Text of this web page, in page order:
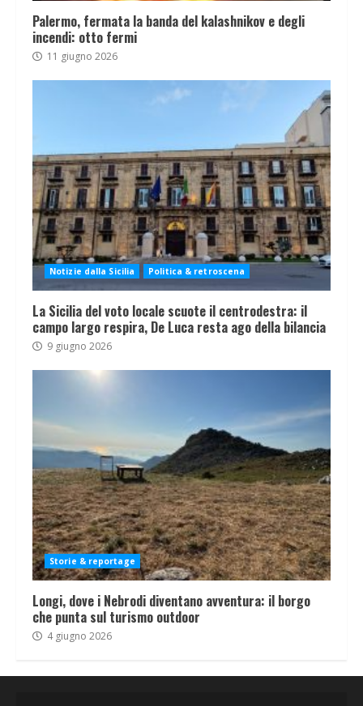
Palermo, fermata la banda del kalashnikov e degli
incendi: otto fermi
11 giugno 2026
Notizie dalla Sicilia Politica & retroscena
La Sicilia del voto locale scuote il centrodestra: il
campo largo respira, De Luca resta ago della bilancia
9 giugno 2026
Storie & reportage
Longi, dove i Nebrodi diventano avventura: il borgo
che punta sul turismo outdoor
4 giugno 2026